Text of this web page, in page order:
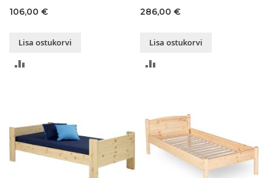
106,00 €
Lisa ostukorvi
286,00 €
Lisa ostukorvi